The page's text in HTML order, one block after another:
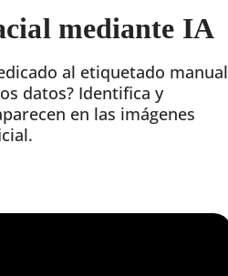
mediante IA
al etiquetado manual
datos? Identifica y
en las imágenes